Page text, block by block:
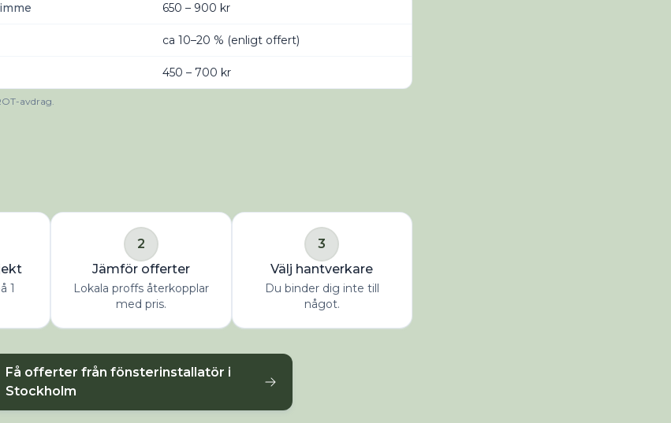
650 – 900 kr
ca 10–20 % (enligt offert)
450 – 700 kr
avdrag.
1
2
Jämför offerter
Lokala proffs återkopplar
med pris.
3
Välj hantverkare
Du binder dig inte till
något.
Få offerter från fönsterinstallatör i
Stockholm